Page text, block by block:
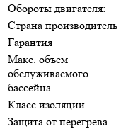
Обороты двигателя:
Страна производитель
Гарантия
Макс. объем
обслуживаемого
бассейна
Класс изоляции
Защита от перегрева